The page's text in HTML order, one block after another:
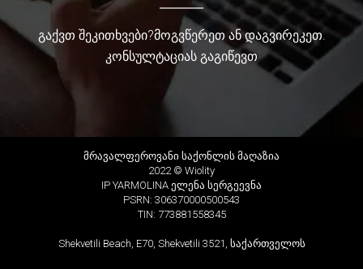
გაქვთ შეკითხვები?მოგვწერეთ ან დაგვირეკეთ.
კონსულტაციას გაგიწევთ
მრავალფეროვანი საქონლის მაღაზია
2022 © Wiolity
IP YARMOLINA ელენა სერგეევნა
PSRN: 306370000500543
TIN: 773881558345
Shekvetili Beach, E70, Shekvetili 3521, საქართველოს